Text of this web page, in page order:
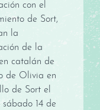
con el
de Sort,
la
de la
catalán de
de Olivia en
de Sort el
sábado 14 de